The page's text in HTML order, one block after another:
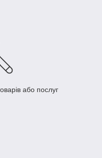
або послуг